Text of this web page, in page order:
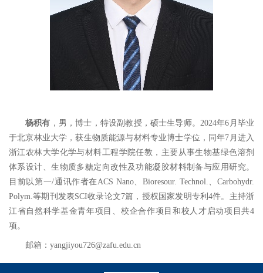
杨积有 ，男，博士，特设副教授，硕士生导师。2024年6 月毕业
于北京林业大学，获生物质能源与材料专业博士学位，同年7 月进入
浙江农林大学化学与材料工程学院任教， 主要从事生物基绿色溶剂
体系设计、生物质多糖定向改性及功能凝胶材料制备与应用研究。
目前以第一/通讯作者在ACS Nano、Bioresour. Technol.、Carbohydr.
Polym.等期刊发表SCI收录论文7篇，授权国家发明专利4件。 主持浙
江省自然科学基金青年项目、校企合作项目和校人才启动项目共4
项。
邮箱： yangjiyou726@zafu.edu.cn